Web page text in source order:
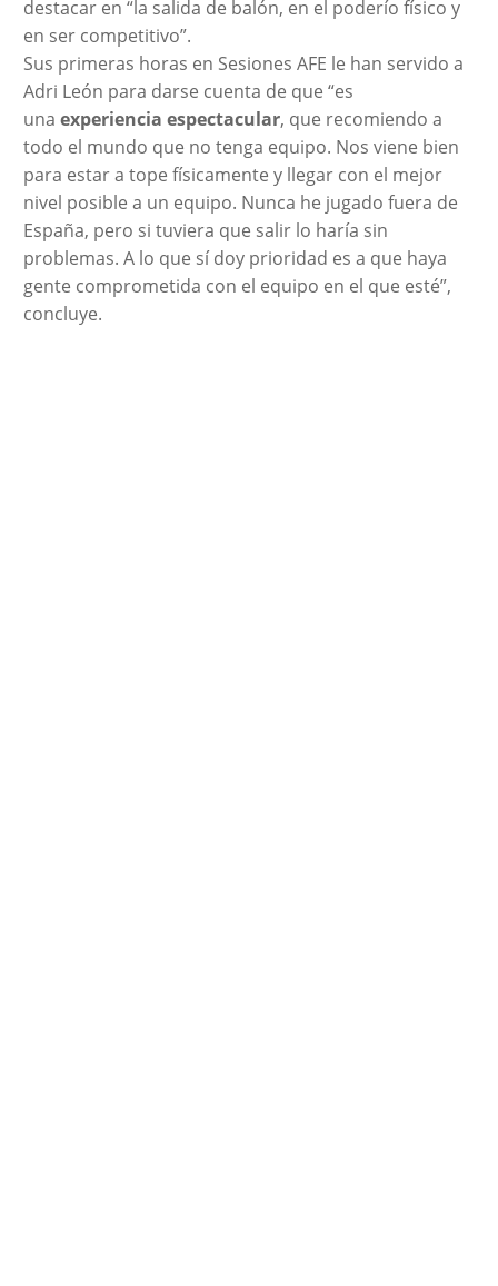
destacar en “la salida de balón, en el poderío físico y
en ser competitivo”.
Sus primeras horas en Sesiones AFE le han servido a
Adri León para darse cuenta de que “es
una experiencia espectacular, que recomiendo a
todo el mundo que no tenga equipo. Nos viene bien
para estar a tope físicamente y llegar con el mejor
nivel posible a un equipo. Nunca he jugado fuera de
España, pero si tuviera que salir lo haría sin
problemas. A lo que sí doy prioridad es a que haya
gente comprometida con el equipo en el que esté”,
concluye.